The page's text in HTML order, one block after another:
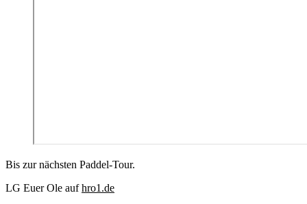
Bis zur nächsten Paddel-Tour.
LG Euer Ole aufhro1.de